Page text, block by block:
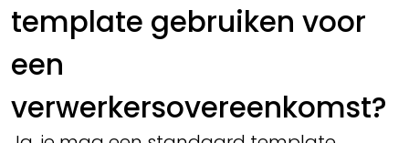
template gebruiken voor
een
verwerkersovereenkomst?